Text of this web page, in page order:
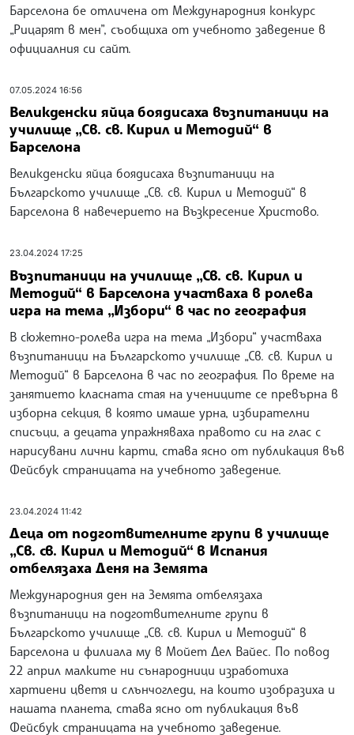
Барселона бе отличена от Международния конкурс
„Рицарят в мен”, съобщиха от учебното заведение в
официалния си сайт.
07.05.2024 16:56
Великденски яйца боядисаха възпитаници на
училище „Св. св. Кирил и Методий“ в
Барселона
Великденски яйца боядисаха възпитаници на
Българското училище „Св. св. Кирил и Методий“ в
Барселона в навечерието на Възкресение Христово.
23.04.2024 17:25
Възпитаници на училище „Св. св. Кирил и
Методий“ в Барселона участваха в ролева
игра на тема „Избори“ в час по география
В сюжетно-ролева игра на тема „Избори“ участваха
възпитаници на Българското училище „Св. св. Кирил и
Методий“ в Барселона в час по география. По време на
занятието класната стая на учениците се превърна в
изборна секция, в която имаше урна, избирателни
списъци, а децата упражняваха правото си на глас с
нарисувани лични карти, става ясно от публикация във
Фейсбук страницата на учебното заведение.
23.04.2024 11:42
Деца от подготвителните групи в училище
„Св. св. Кирил и Методий“ в Испания
отбелязаха Деня на Земята
Международния ден на Земята отбелязаха
възпитаници на подготвителните групи в
Българското училище „Св. св. Кирил и Методий“ в
Барселона и филиала му в Мойет Дел Вайес. По повод
22 април малките ни сънародници изработиха
хартиени цветя и слънчогледи, на които изобразиха и
нашата планета, става ясно от публикация във
Фейсбук страницата на учебното заведение.